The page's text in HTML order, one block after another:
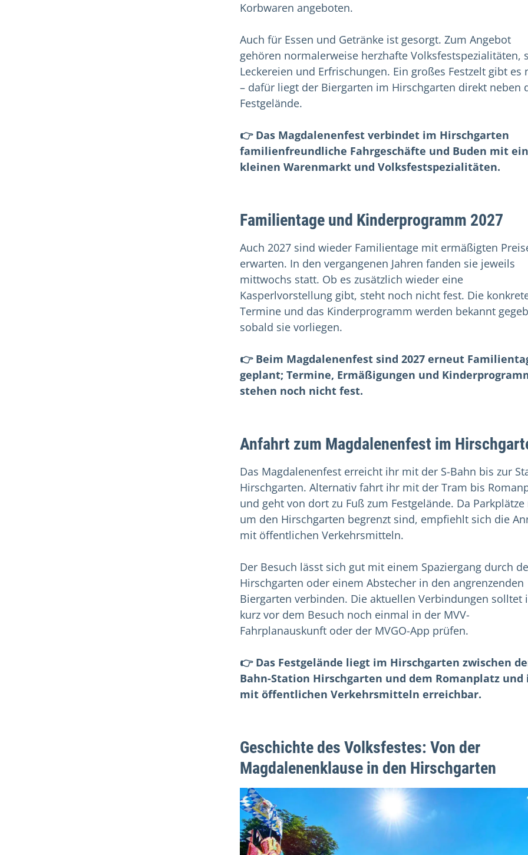
Korbwaren angeboten.
Auch für Essen und Getränke ist gesorgt. Zum Angebot
gehören normalerweise herzhafte Volksfestspezialitäten,
Leckereien und Erfrischungen. Ein großes Festzelt gibt es
– dafür liegt der Biergarten im Hirschgarten direkt neben
Festgelände.
👉 Das Magdalenenfest verbindet im Hirschgarten
familienfreundliche Fahrgeschäfte und Buden mit
kleinen Warenmarkt und Volksfestspezialitäten.
Familientage und Kinderprogramm 2027
Auch 2027 sind wieder Familientage mit ermäßigten
erwarten. In den vergangenen Jahren fanden sie jeweils
mittwochs statt. Ob es zusätzlich wieder eine
Kasperlvorstellung gibt, steht noch nicht fest. Die
Termine und das Kinderprogramm werden bekannt
sobald sie vorliegen.
👉 Beim Magdalenenfest sind 2027 erneut
geplant; Termine, Ermäßigungen und
stehen noch nicht fest.
Anfahrt zum Magdalenenfest im
Das Magdalenenfest erreicht ihr mit der S-Bahn bis zur
Hirschgarten. Alternativ fahrt ihr mit der Tram bis
und geht von dort zu Fuß zum Festgelände. Da
um den Hirschgarten begrenzt sind, empfiehlt sich die
mit öffentlichen Verkehrsmitteln.
Der Besuch lässt sich gut mit einem Spaziergang durch
Hirschgarten oder einem Abstecher in den angrenzenden
Biergarten verbinden. Die aktuellen Verbindungen solltet
kurz vor dem Besuch noch einmal in der MVV-
Fahrplanauskunft oder der MVGO-App prüfen.
👉 Das Festgelände liegt im Hirschgarten zwischen
Bahn-Station Hirschgarten und dem Romanplatz und
mit öffentlichen Verkehrsmitteln erreichbar.
Geschichte des Volksfestes: Von der
Magdalenenklause in den Hirschgarten